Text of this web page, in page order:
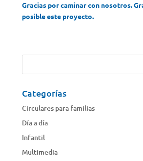
Gracias por caminar con nosotros.
posible este proyecto.
Categorías
Circulares para familias
Día a día
Infantil
Multimedia